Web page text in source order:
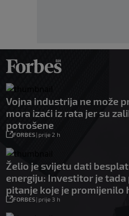
Vojna industrija ne može
mora izaći iz rata jer su
potrošene
FORBES| prije 2 h
Želio je svijetu dati
energiju: Investitor je
pitanje koje je promijenilo
FORBES| prije 3 h